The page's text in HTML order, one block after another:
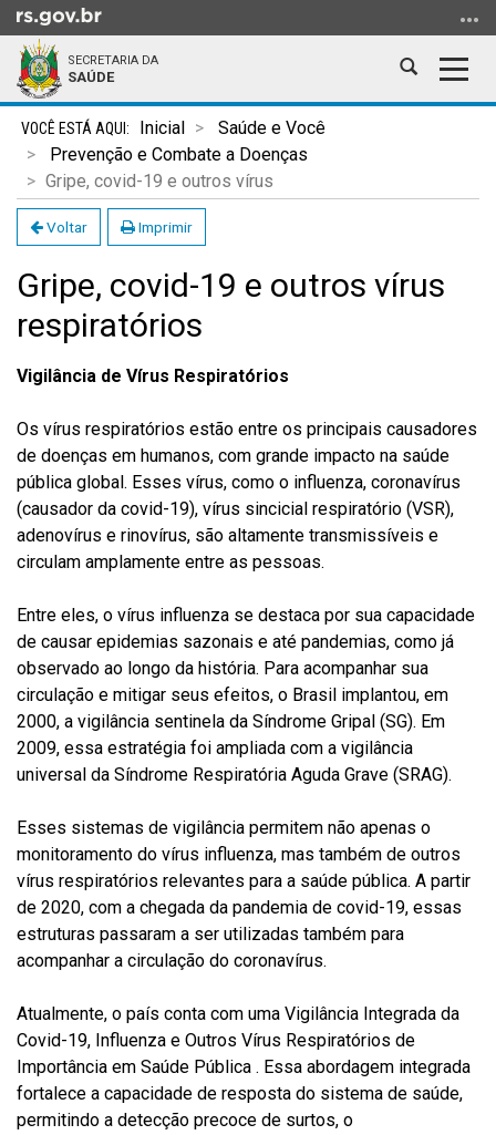
para
conteúdo
menu
para
busca
SECRETARIA DA
SAÚDE
Abrir
Início
conteúdo
Inicial
Saúde e Você
Prevenção e Combate a Doenças
Gripe, covid-19 e outros vírus
Voltar Imprimir
Gripe, covid-19 e outros vírus
respiratórios
Vigilância de Vírus Respiratórios
Os vírus respiratórios estão entre os principais causadores
de doenças em humanos, com grande impacto na saúde
pública global. Esses vírus, como o influenza, coronavírus
(causador da covid-19), vírus sincicial respiratório (VSR),
adenovírus e rinovírus, são altamente transmissíveis e
circulam amplamente entre as pessoas.
Entre eles, o vírus influenza se destaca por sua capacidade
de causar epidemias sazonais e até pandemias, como já
observado ao longo da história. Para acompanhar sua
circulação e mitigar seus efeitos, o Brasil implantou, em
2000, a vigilância sentinela da Síndrome Gripal (SG). Em
2009, essa estratégia foi ampliada com a vigilância
universal da Síndrome Respiratória Aguda Grave (SRAG).
Esses sistemas de vigilância permitem não apenas o
monitoramento do vírus influenza, mas também de outros
vírus respiratórios relevantes para a saúde pública. A partir
de 2020, com a chegada da pandemia de covid-19, essas
estruturas passaram a ser utilizadas também para
acompanhar a circulação do coronavírus.
Atualmente, o país conta com uma Vigilância Integrada da
Covid-19, Influenza e Outros Vírus Respiratórios de
Importância em Saúde Pública . Essa abordagem integrada
fortalece a capacidade de resposta do sistema de saúde,
permitindo a detecção precoce de surtos, o